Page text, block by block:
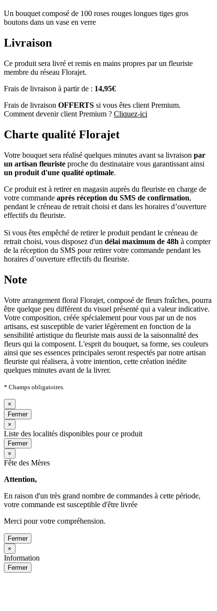
Un bouquet composé de 100 roses rouges longues tiges gros
boutons dans un vase en verre
Livraison
Ce produit sera livré et remis en mains propres par un fleuriste
membre du réseau Florajet.
Frais de livraison à partir de : 14,95€
Frais de livraison OFFERTS si vous êtes client Premium.
Comment devenir client Premium ? Cliquez-ici
Charte qualité Florajet
Votre bouquet sera réalisé quelques minutes avant sa livraison par
un artisan fleuriste proche du destinataire vous garantissant ainsi
un produit d'une qualité optimale.
Ce produit est à retirer en magasin auprès du fleuriste en charge de
votre commande après réception du SMS de confirmation,
pendant le créneau de retrait choisi et dans les horaires d’ouverture
effectifs du fleuriste.
Si vous êtes empêché de retirer le produit pendant le créneau de
retrait choisi, vous disposez d'un délai maximum de 48h à compter
de la réception du SMS pour retirer votre commande pendant les
horaires d’ouverture effectifs du fleuriste.
Note
Votre arrangement floral Florajet, composé de fleurs fraîches, pourra
être quelque peu différent du visuel présenté qui a valeur indicative.
Votre composition, créée spécialement pour vous par un de nos
artisans, est susceptible de varier légèrement en fonction de la
sensibilité artistique du fleuriste mais aussi de la saisonnalité des
fleurs qui la composent. L'esprit du bouquet, sa forme, ses couleurs
ainsi que ses essences principales seront respectés par notre artisan
fleuriste qui réalisera, à votre intention, cette création inédite
quelques minutes avant de la livrer.
* Champs obligatoires.
×
Fermer
×
Liste des localités disponibles pour ce produit
Fermer
×
Fête des Mères
Attention,
En raison d'un très grand nombre de commandes à cette période,
votre commande est susceptible d'être livrée
Merci pour votre compréhension.
Fermer
×
Information
Fermer